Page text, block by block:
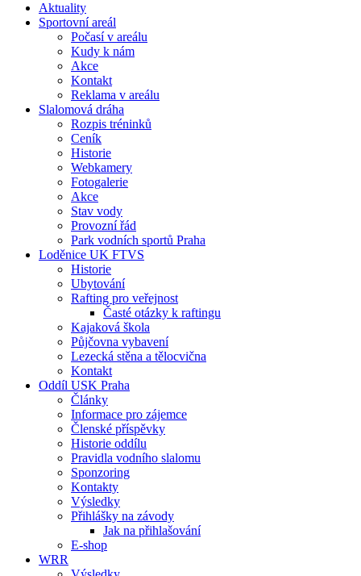
Aktuality
Sportovní areál
Počasí v areálu
Kudy k nám
Akce
Kontakt
Reklama v areálu
Slalomová dráha
Rozpis tréninků
Ceník
Historie
Webkamery
Fotogalerie
Akce
Stav vody
Provozní řád
Park vodních sportů Praha
Loděnice UK FTVS
Historie
Ubytování
Rafting pro veřejnost
Časté otázky k raftingu
Kajaková škola
Půjčovna vybavení
Lezecká stěna a tělocvična
Kontakt
Oddíl USK Praha
Články
Informace pro zájemce
Členské příspěvky
Historie oddílu
Pravidla vodního slalomu
Sponzoring
Kontakty
Výsledky
Přihlášky na závody
Jak na přihlašování
E-shop
WRR